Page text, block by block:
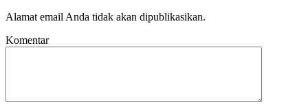
Alamat email Anda tidak akan dipublikasikan.
Komentar